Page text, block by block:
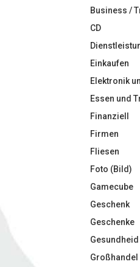
Business /
CD
Einkaufen
Elektronik
Essen und
Finanziell
Firmen
Fliesen
Foto (Bild)
Gamecube
Geschenk
Geschenke
Gesundheid
Großhandel